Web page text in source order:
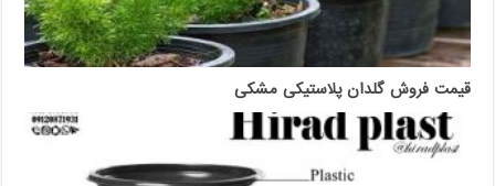
قیمت فروش گلدان پلاستیکی مشکی